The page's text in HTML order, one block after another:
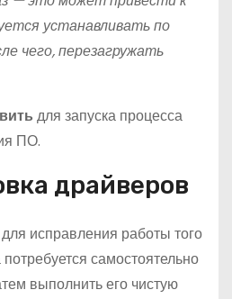
устанавливать по
чего, перезагружать
для запуска процесса
ПО.
драйверов
исправления работы того
самостоятельно
выполнить его чистую